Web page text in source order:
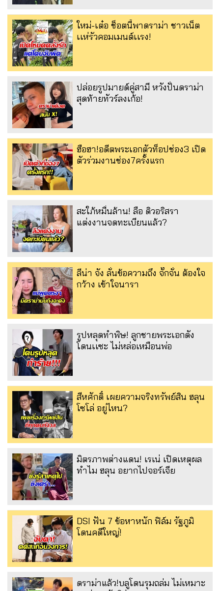
ใหม่-เต๋อ ช็อตนี้พาดราม่า ชาวเน็ต
เเห่รัวคอมเมนต์เเรง!
ปล่อยรูปมายด์คู่สามี หวังปั่นดราม่า
สุดท้ายทัวร์ลงเก้อ!
ฮือฮา!อดีตพระเอกตัวท็อปช่อง3 เปิด
ตัวร่วมงานช่อง7ครั้งแรก
สะใภ้หมื่นล้าน! ลือ ดิวอริสรา
แต่งงานจดทะเบียนแล้ว?
ลีน่า จัง ลั่นข้อความถึง จั๊กจั่น ต้องใจ
กว้าง เข้าใจนารา
รูปหลุดทำพิษ! ลูกชายพระเอกดัง
โดนเเซะ ไม่หล่อเหมือนพ่อ
สีหศักดิ์ เผยความจริงทรัพย์สิน ฮลุน
โซโล่ อยู่ไหน?
มิตรภาพต่างแดน! เรเน่ เปิดเหตุผล
ทำไม ฮลุน อยากไปจอร์เจีย
DSI ฟัน 7 ข้อหาหนัก ฟิล์ม รัฐภูมิ
โดนคดีใหญ่!
ดราม่าแล้ว!บลูโดนรุมถล่ม ไม่เหมาะ